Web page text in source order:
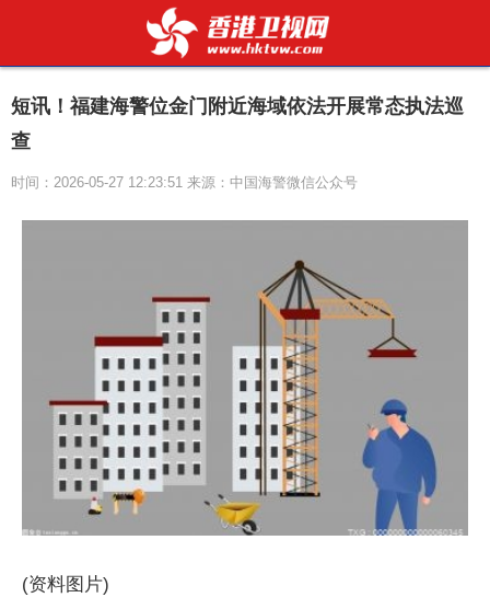
短讯！福建海警位金门附近海域依法开展常态执法巡
查
时间：2026-05-27 12:23:51 来源：中国海警微信公众号
(资料图片)